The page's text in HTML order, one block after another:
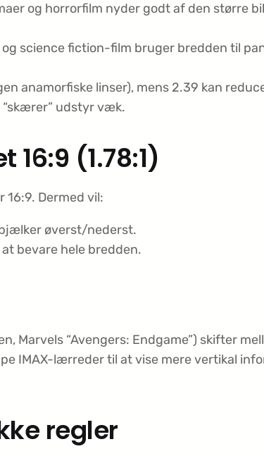
og horrorfilm nyder godt af den større
science fiction-film bruger bredden til
anamorfiske linser), mens 2.39 kan
udstyr væk.
(1.78:1)
Dermed vil:
øverst/nederst.
bevare hele bredden.
Marvels “Avengers: Endgame”) skifter
IMAX-lærreder til at vise mere vertikal
regler